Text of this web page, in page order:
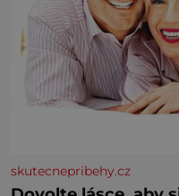
skutecnepribehy.cz